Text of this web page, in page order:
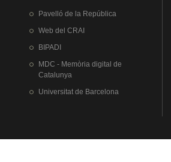
Pavelló de la República
Web del CRAI
BIPADI
MDC - Memòria digital de
Catalunya
Universitat de Barcelona